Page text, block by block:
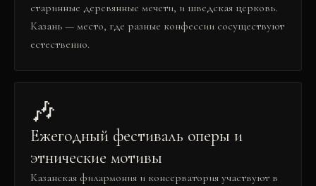
старинные деревянные мечети, и шведская церковь.
Казань — место, где разные конфессии сосуществуют
естественно.
🎶
Ежегодный фестиваль оперы и
этнические мотивы
Казанская филармония и консерватория участвуют в